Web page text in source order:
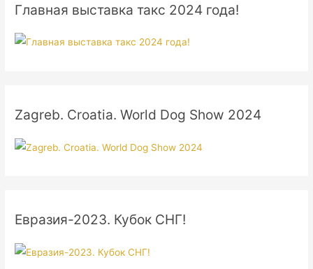
Главная выставка такс 2024 года!
Zagreb. Croatia. World Dog Show 2024
Евразия-2023. Кубок СНГ!